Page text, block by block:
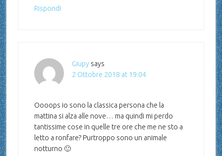
Rispondi
Giupy says
2 Ottobre 2018 at 19:04
Oooops io sono la classica persona che la
mattina si alza alle nove… ma quindi mi perdo
tantissime cose in quelle tre ore che me ne sto a
letto a ronfare? Purtroppo sono un animale
notturno 🙂